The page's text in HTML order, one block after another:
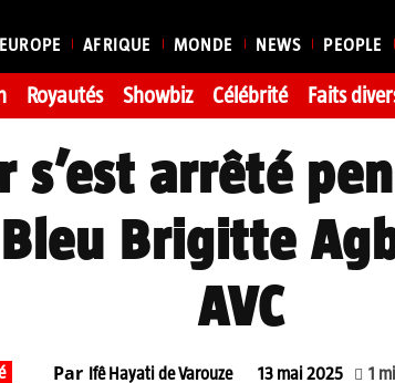
EUROPE AFRIQUE MONDE NEWS PEOPLE
Royautés Showbiz Célébrité Faits
s’est arrêté
Brigitte
AVC
Par Ifê Hayati de Varouze 13 mai 2025 1